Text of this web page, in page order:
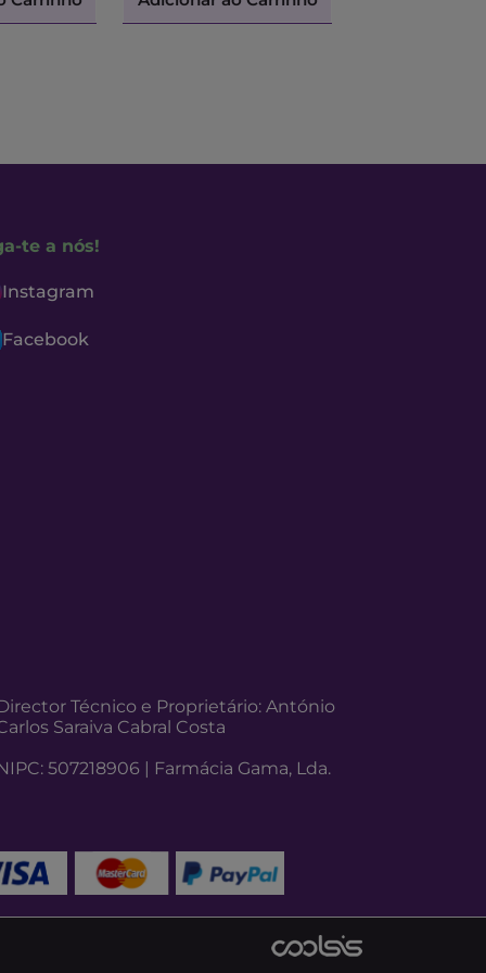
te a nós!
Instagram
Facebook
Técnico e Proprietário: António
Saraiva Cabral Costa
507218906 | Farmácia Gama, Lda.